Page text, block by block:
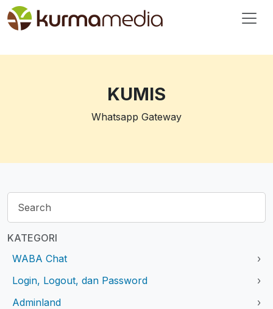
KUMIS
Whatsapp Gateway
KATEGORI
WABA Chat
›
Login, Logout, dan Password
›
Adminland
›